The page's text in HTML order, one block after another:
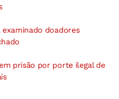
doadores
prisão por porte ilegal de